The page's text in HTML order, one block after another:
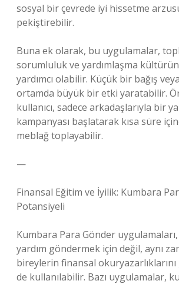
sosyal bir çevrede iyi hissetme
pekiştirebilir.
Buna ek olarak, bu uygulamalar,
sorumluluk ve yardımlaşma
yardımcı olabilir. Küçük bir bağış
ortamda büyük bir etki yaratabilir.
kullanıcı, sadece arkadaşlarıyla bir
kampanyası başlatarak kısa süre
meblağ toplayabilir.
—
Finansal Eğitim ve İyilik: Kumbara
Potansiyeli
Kumbara Para Gönder
yardım göndermek için değil, aynı
bireylerin finansal
de kullanılabilir. Bazı uygulamalar,